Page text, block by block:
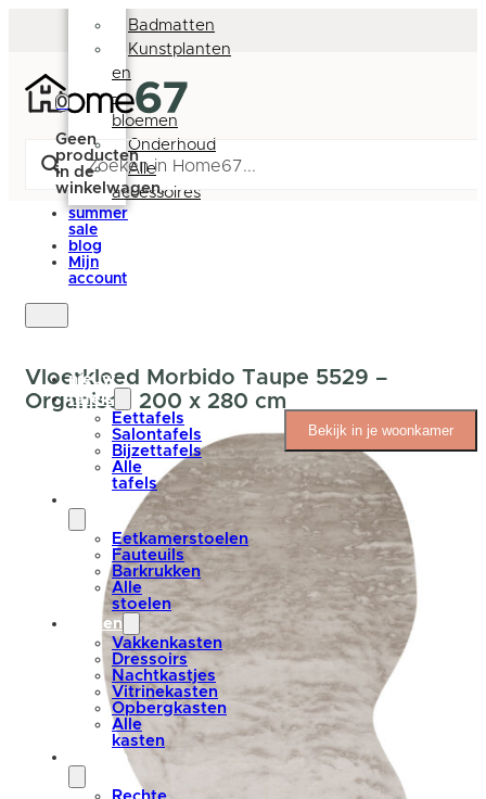
0
Geen
producten
in de
winkelwagen.
Badmatten
Kunstplanten
en
-
bloemen
Onderhoud
Alle
accessoires
summer
sale
blog
Mijn
account
nieuw
tafels
Eettafels
Salontafels
Bijzettafels
Alle
tafels
Eetkamerstoelen
Fauteuils
Barkrukken
Alle
stoelen
kasten
Vakkenkasten
Dressoirs
Nachtkastjes
Vitrinekasten
Opbergkasten
Alle
kasten
banken
Vloerkleed Morbido Taupe 5529 –
Organisch 200 x 280 cm
Bekijk in je woonkamer